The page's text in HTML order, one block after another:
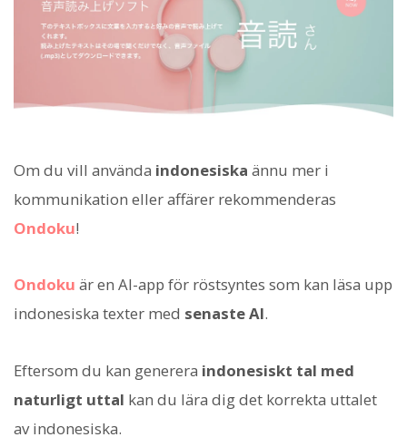
Om du vill använda indonesiska ännu mer i
kommunikation eller affärer rekommenderas
Ondoku!
Ondoku är en AI-app för röstsyntes som kan läsa upp
indonesiska texter med senaste AI.
Eftersom du kan generera indonesiskt tal med
naturligt uttal kan du lära dig det korrekta uttalet
av indonesiska.